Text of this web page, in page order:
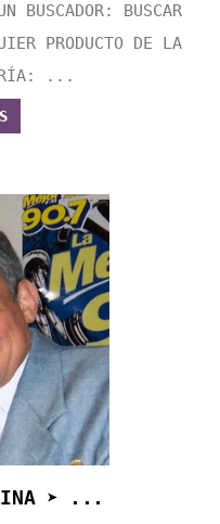
BUSCADOR: BUSCAR
PRODUCTO DE LA
...
➤ ...